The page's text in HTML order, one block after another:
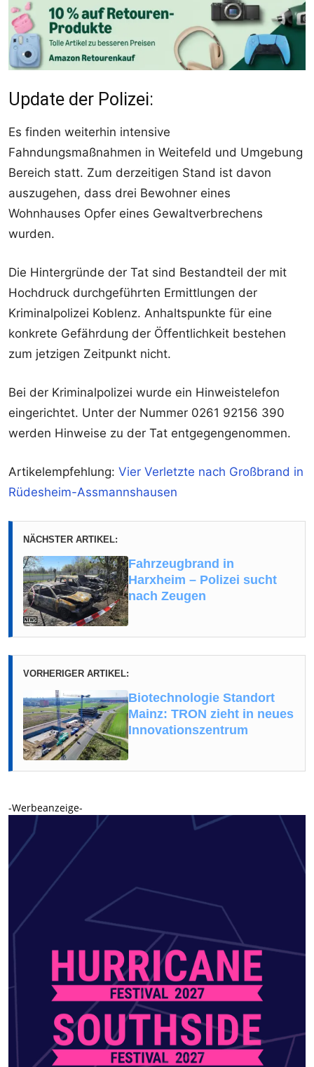
Update der Polizei:
Es finden weiterhin intensive
Fahndungsmaßnahmen in Weitefeld und Umgebung
Bereich statt. Zum derzeitigen Stand ist davon
auszugehen, dass drei Bewohner eines
Wohnhauses Opfer eines Gewaltverbrechens
wurden.
Die Hintergründe der Tat sind Bestandteil der mit
Hochdruck durchgeführten Ermittlungen der
Kriminalpolizei Koblenz. Anhaltspunkte für eine
konkrete Gefährdung der Öffentlichkeit bestehen
zum jetzigen Zeitpunkt nicht.
Bei der Kriminalpolizei wurde ein Hinweistelefon
eingerichtet. Unter der Nummer 0261 92156 390
werden Hinweise zu der Tat entgegengenommen.
Artikelempfehlung: Vier Verletzte nach Großbrand in
Rüdesheim-Assmannshausen
NÄCHSTER ARTIKEL:
Fahrzeugbrand in
Harxheim – Polizei sucht
nach Zeugen
VORHERIGER ARTIKEL:
Biotechnologie Standort
Mainz: TRON zieht in neues
Innovationszentrum
-Werbeanzeige-